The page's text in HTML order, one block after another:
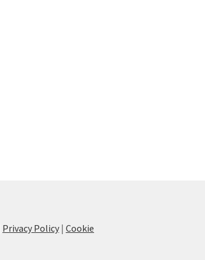
Privacy Policy |Cookie